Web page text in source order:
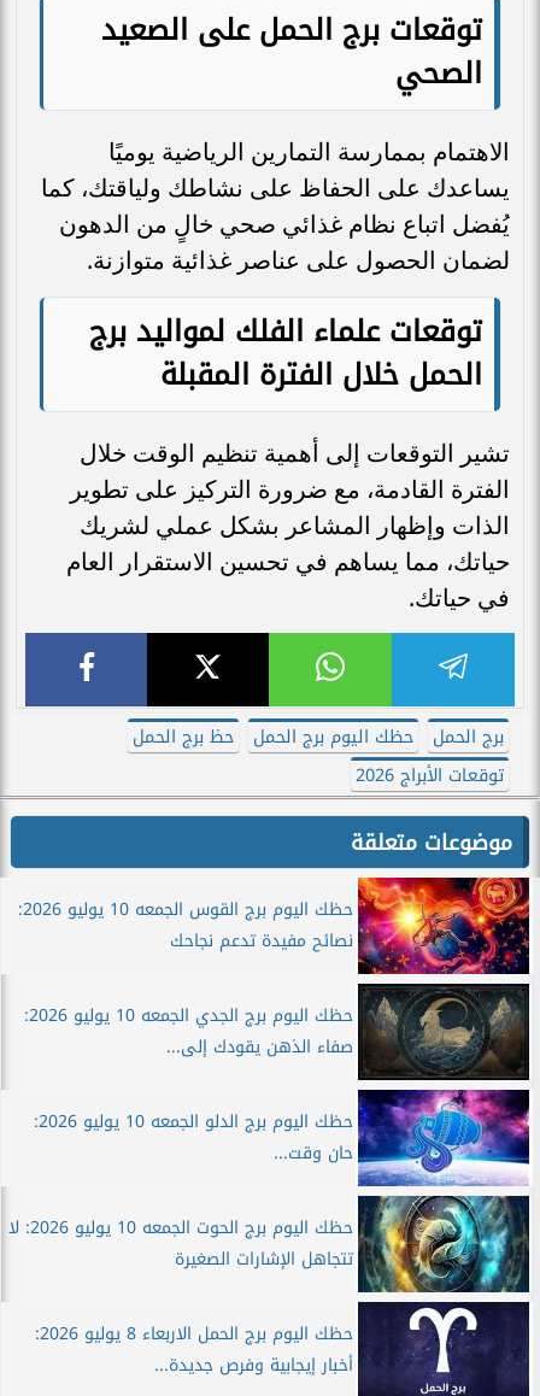
توقعات برج الحمل على الصعيد
الصحي
الاهتمام بممارسة التمارين الرياضية يوميًا
يساعدك على الحفاظ على نشاطك ولياقتك، كما
يُفضل اتباع نظام غذائي صحي خالٍ من الدهون
لضمان الحصول على عناصر غذائية متوازنة.
توقعات علماء الفلك لمواليد برج
الحمل خلال الفترة المقبلة
تشير التوقعات إلى أهمية تنظيم الوقت خلال
الفترة القادمة، مع ضرورة التركيز على تطوير
الذات وإظهار المشاعر بشكل عملي لشريك
حياتك، مما يساهم في تحسين الاستقرار العام
في حياتك.
برج الحمل حظك اليوم برج الحمل
حظ برج الحمل
توقعات الأبراج 2026
موضوعات متعلقة
حظك اليوم برج القوس الجمعه 10 يوليو 2026:
نصائح مفيدة تدعم نجاحك
حظك اليوم برج الجدي الجمعه 10 يوليو 2026:
صفاء الذهن يقودك إلى...
حظك اليوم برج الدلو الجمعه 10 يوليو 2026:
حان وقت...
حظك اليوم برج الحوت الجمعه 10 يوليو 2026: لا
تتجاهل الإشارات الصغيرة
حظك اليوم برج الحمل الاربعاء 8 يوليو 2026:
أخبار إيجابية وفرص جديدة...